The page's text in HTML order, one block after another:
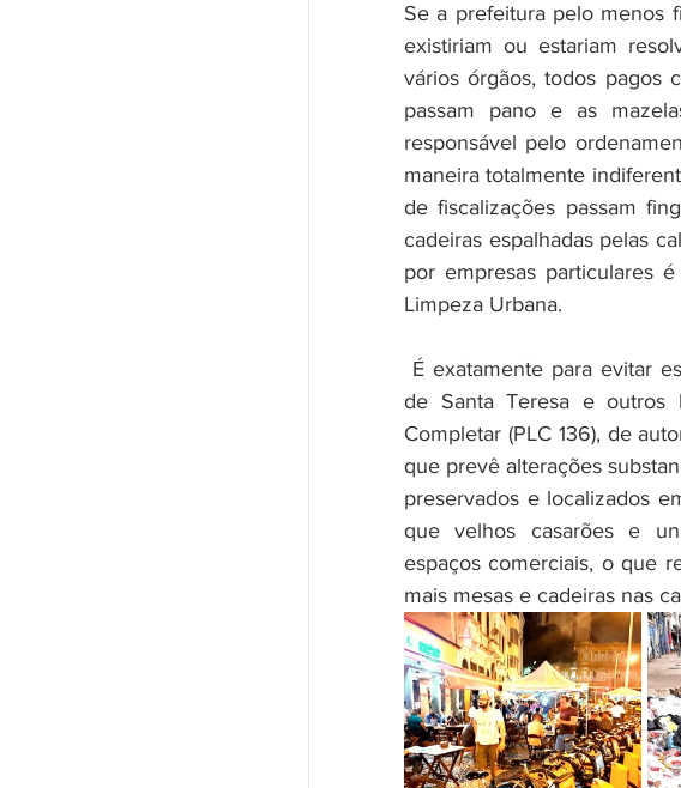
Se a prefeitura pelo menos
existiriam ou estariam
vários órgãos, todos pagos
passam pano e as
responsável pelo
maneira totalmente
de fiscalizações passam
cadeiras espalhadas pelas
por empresas particulares
Limpeza Urbana.
de Santa Teresa e outros
Completar (PLC 136), de
que prevê alterações
preservados e localizados
que velhos casarões e
espaços comerciais, o que
mais mesas e cadeiras nas